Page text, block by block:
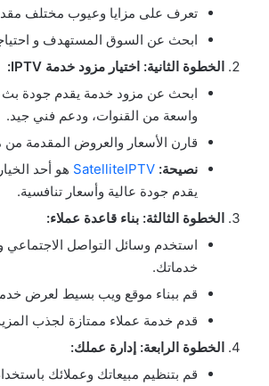
تعرف على مزايا وعيوب مختلف
ابحث عن السوق المستهدف و
الخطوة الثانية: اختيار مزود خدمة
ابحث عن مزود خدمة يقدم جودة بث
واسعة من القنوات، ودعم فني جيد.
قارن الأسعار والعروض المقدمة
نصيحة:
SatelliteIPTV هو أحد
يقدم جودة عالية وأسعار تنافسية.
الخطوة الثالثة: بناء قاعدة عملاء:
استخدم وسائل التواصل الاجتماعي
خدماتك.
قم ببناء موقع ويب بسيط لعرض
قدم خدمة عملاء ممتازة لجذب
الخطوة الرابعة: إدارة عملك:
قم بتنظيم مبيعاتك وعملائك